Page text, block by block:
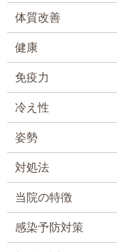
体質改善
健康
免疫力
冷え性
姿勢
対処法
当院の特徴
感染予防対策